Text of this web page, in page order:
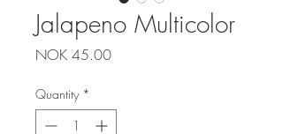
Jalapeno Multicolor
NOK 45.00Price
Quantity *